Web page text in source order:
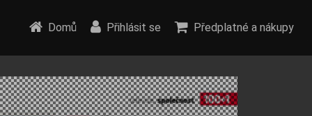
Domů Přihlásit se Předplatné a nákupy